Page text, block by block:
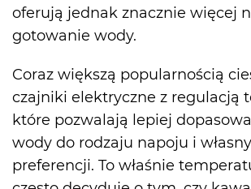
oferują jednak znacznie więcej
gotowanie wody.
Coraz większą popularnością
czajniki elektryczne z regulacją
które pozwalają lepiej
wody do rodzaju napoju i
preferencji. To właśnie